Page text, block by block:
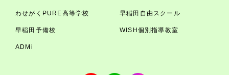
わせがくPURE高等学校 早稲田自由スクール
早稲田予備校 WISH個別指導教室
ADMi